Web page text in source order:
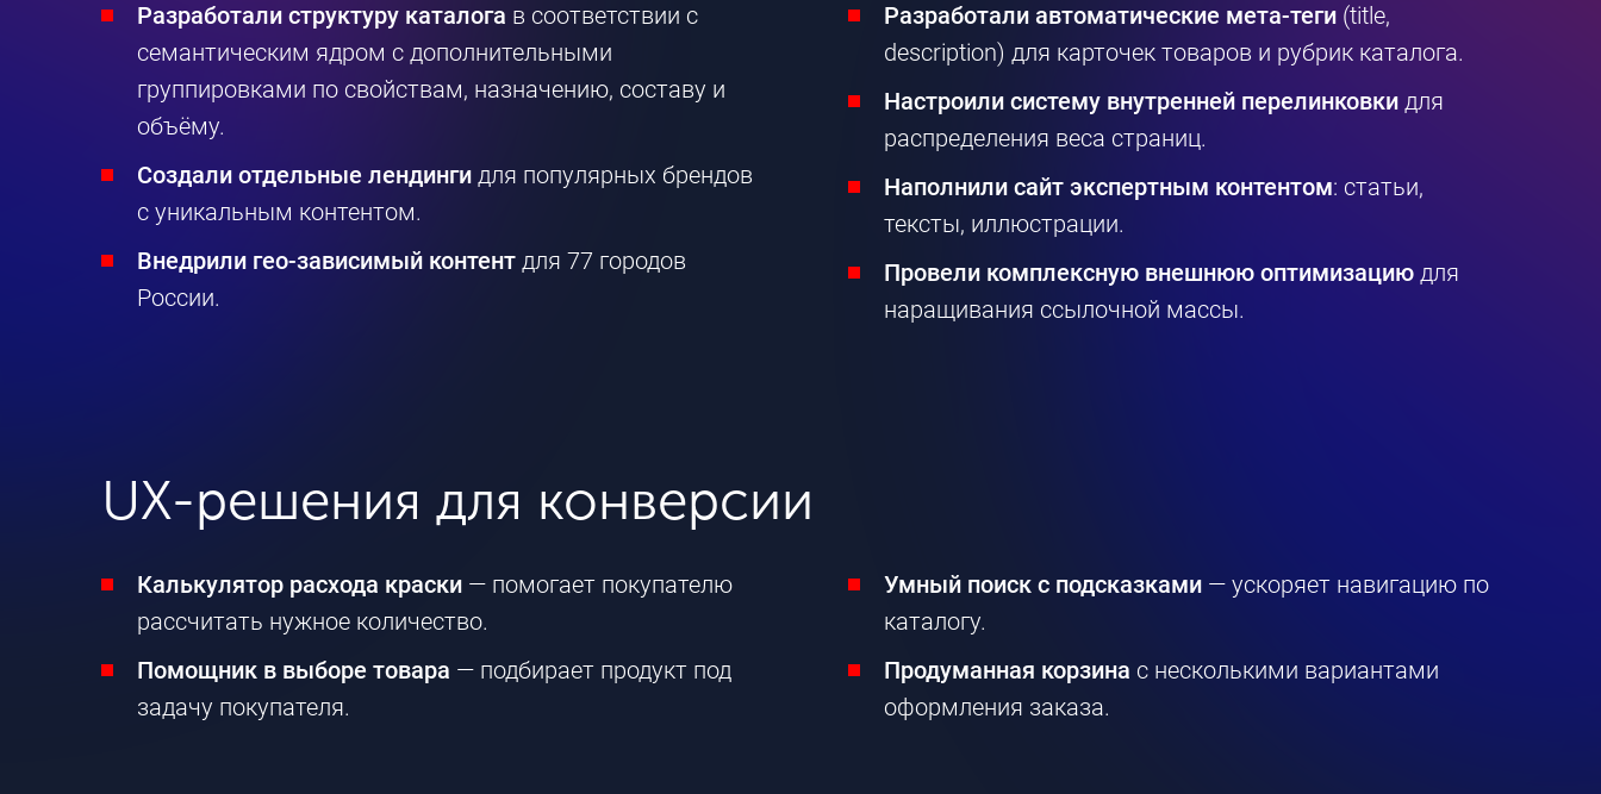
Разработали структуру каталога в соответствии с
семантическим ядром с дополнительными
группировками по свойствам, назначению, составу и
объёму.
Создали отдельные лендинги для популярных брендов
с уникальным контентом.
Внедрили гео-зависимый контент для 77 городов
России.
Разработали автоматические мета-теги (title,
description) для карточек товаров и рубрик каталога.
Настроили систему внутренней перелинковки для
распределения веса страниц.
Наполнили сайт экспертным контентом: статьи,
тексты, иллюстрации.
Провели комплексную внешнюю оптимизацию для
наращивания ссылочной массы.
UX-решения для конверсии
Калькулятор расхода краски — помогает покупателю
рассчитать нужное количество.
Помощник в выборе товара — подбирает продукт под
задачу покупателя.
Умный поиск с подсказками — ускоряет навигацию по
каталогу.
Продуманная корзина с несколькими вариантами
оформления заказа.